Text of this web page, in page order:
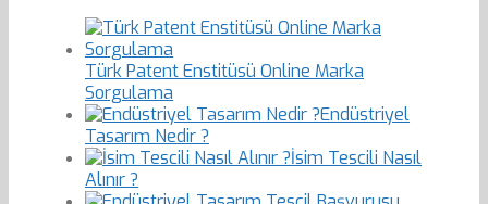
Türk Patent Enstitüsü Online Marka
Sorgulama
Endüstriyel
Tasarım Nedir ?
İsim Tescili Nasıl
Alınır ?